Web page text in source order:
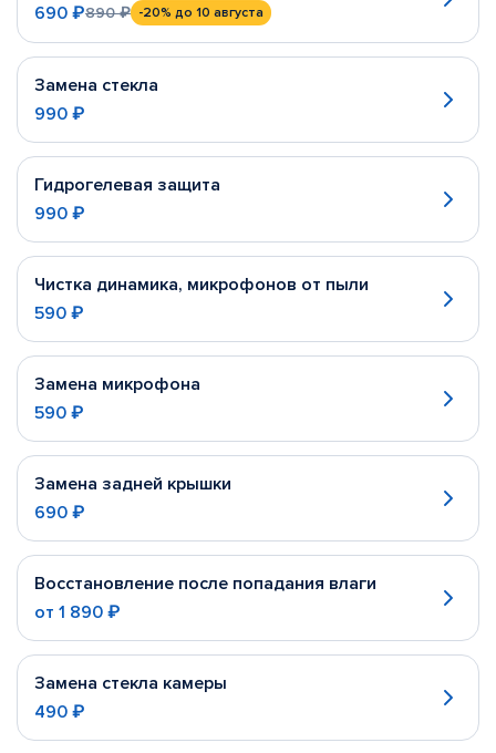
690 ₽890 ₽ -20% до 10 августа
Замена стекла
990 ₽
Гидрогелевая защита
990 ₽
Чистка динамика, микрофонов от пыли
590 ₽
Замена микрофона
590 ₽
Замена задней крышки
690 ₽
Восстановление после попадания влаги
от 1 890 ₽
Замена стекла камеры
490 ₽